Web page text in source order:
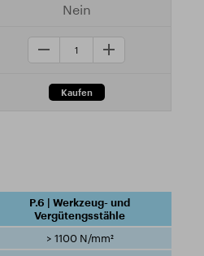
Nein
P.6 | Werkzeug- und
Vergütengsstähle
> 1100 N/mm²